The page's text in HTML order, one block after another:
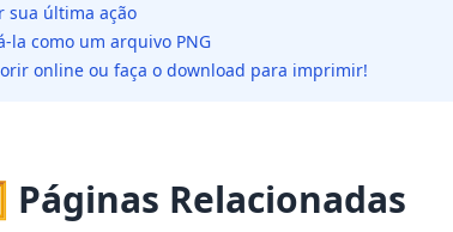
sua última ação
la como um arquivo PNG
online ou faça o download para imprimir!
Relacionadas